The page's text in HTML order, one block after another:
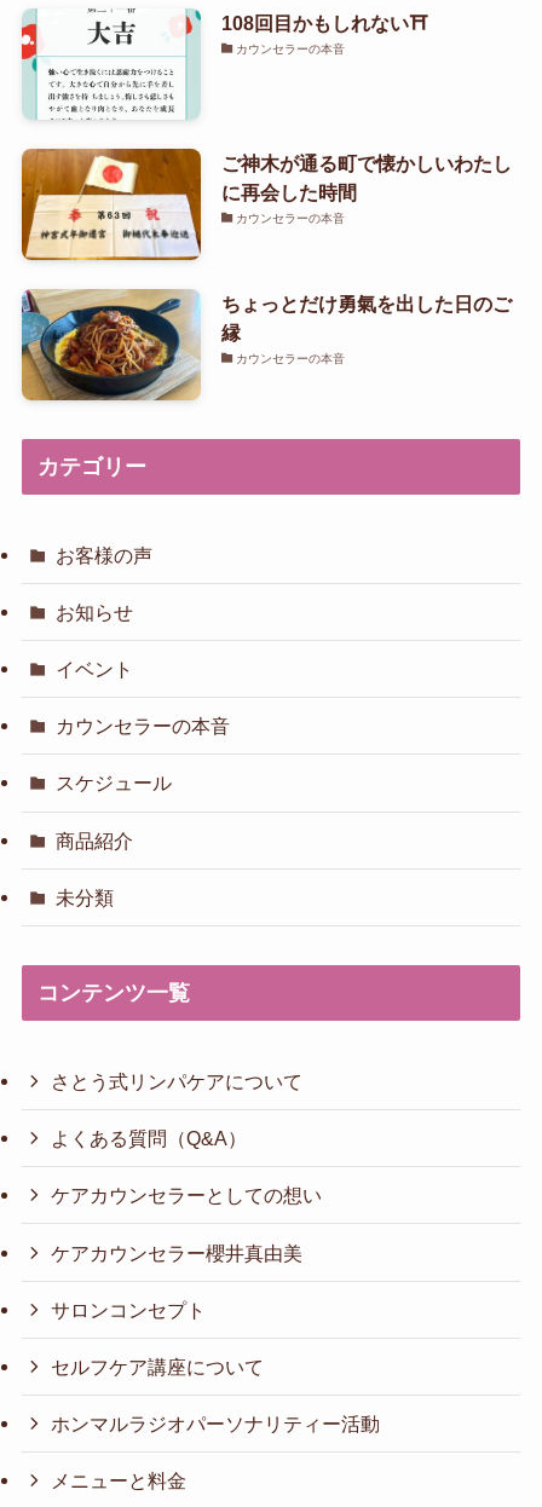
108回目かもしれない⛩️
カウンセラーの本音
ご神木が通る町で懐かしいわたし
に再会した時間
カウンセラーの本音
ちょっとだけ勇氣を出した日のご
縁
カウンセラーの本音
カテゴリー
お客様の声
お知らせ
イベント
カウンセラーの本音
スケジュール
商品紹介
未分類
コンテンツ一覧
さとう式リンパケアについて
よくある質問（Q&A）
ケアカウンセラーとしての想い
ケアカウンセラー櫻井真由美
サロンコンセプト
セルフケア講座について
ホンマルラジオパーソナリティー活動
メニューと料金